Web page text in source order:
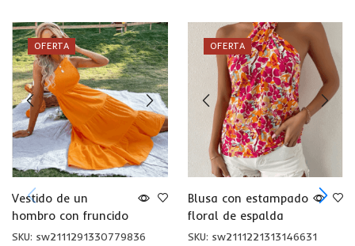
OFERTA
Vestido de un
hombro con fruncido
SKU: sw2111291330779836
OFERTA
Blusa con estampado
floral de espalda
abierta
SKU: sw2111221313146631